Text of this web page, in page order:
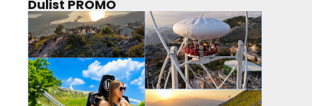
Dulist PROMO